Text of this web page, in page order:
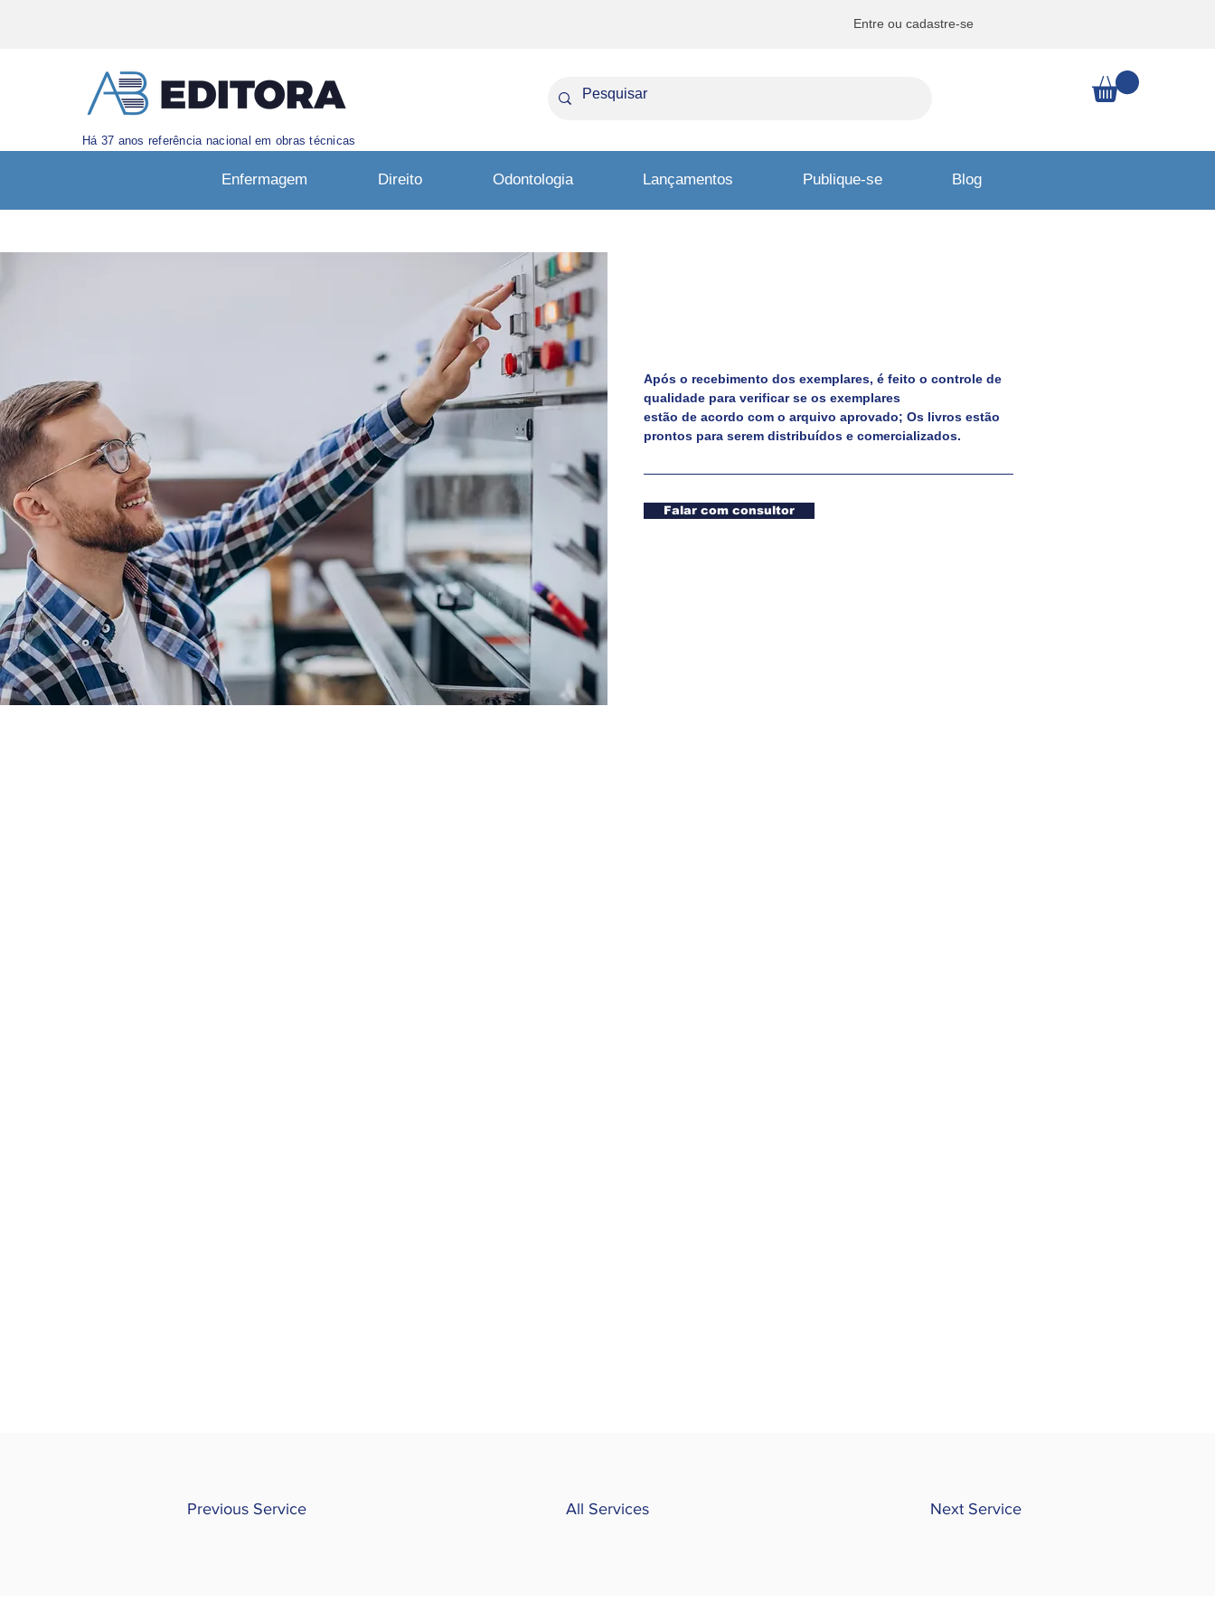
Entre ou cadastre-se
Há 37 anos referência nacional em obras técnicas
Enfermagem Direito Odontologia Lançamentos Publique-se Blog
Após o recebimento dos exemplares, é feito o controle de
qualidade para verificar se os exemplares
estão de acordo com o arquivo aprovado; Os livros estão
prontos para serem distribuídos e comercializados.
Falar com consultor
Previous Service All Services Next Service